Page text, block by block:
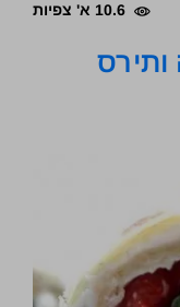
10.6 א' צפיות
ותירס